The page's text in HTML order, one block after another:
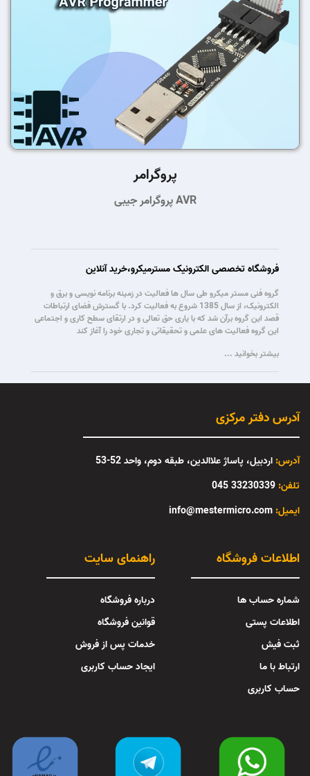
پروگرامر
پروگرامر جیبی AVR
فروشگاه تخصصی الکترونیک مسترمیکرو،خرید آنلاین
گروه فنی مستر میکرو طی سال ها فعالیت در زمینه برنامه نویسی و برق و
الکترونیک، از سال 1385 شروع به فعالیت کرد. با گسترش فضای ارتباطات
قصد این گروه برآن شد که با یاری حق تعالی و در ارتقای سطح کاری و اجتماعی
این گروه فعالیت های علمی و تحقیقاتی و تجاری خود را آغاز کند
بیشتر بخوانید ...
آدرس دفتر مرکزی
آدرس: اردبیل، پاساژ علاالدین، طبقه دوم، واحد 52-53
تلفن: 33230339 045
info@mestermicro.com :ایمیل
راهنمای سایت
درباره فروشگاه
قوانین فروشگاه
خدمات پس از فروش
ایجاد حساب کاربری
اطلاعات فروشگاه
شماره حساب ها
اطلاعات پستی
ثبت فیش
ارتباط با ما
حساب کاربری